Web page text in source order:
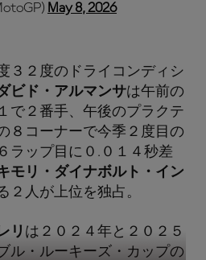
May 8, 2026
３２度のドライコンディシ
ビド・アルマンサは午前の
で２番手、午後のプラクテ
８コーナーで今季２度目の
ラップ目に０.０１４秒差
モリ・ダイナボルト・イン
２人が上位を独占。
リ は２０２４年と２０２５
ル・ルーキーズ・カップの